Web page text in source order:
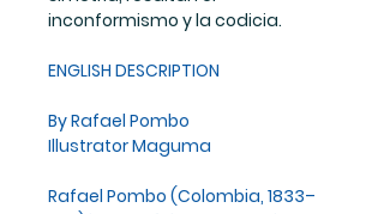
inconformismo y la codicia.
ENGLISH DESCRIPTION
By Rafael Pombo
Illustrator Maguma
Rafael Pombo (Colombia, 1833–